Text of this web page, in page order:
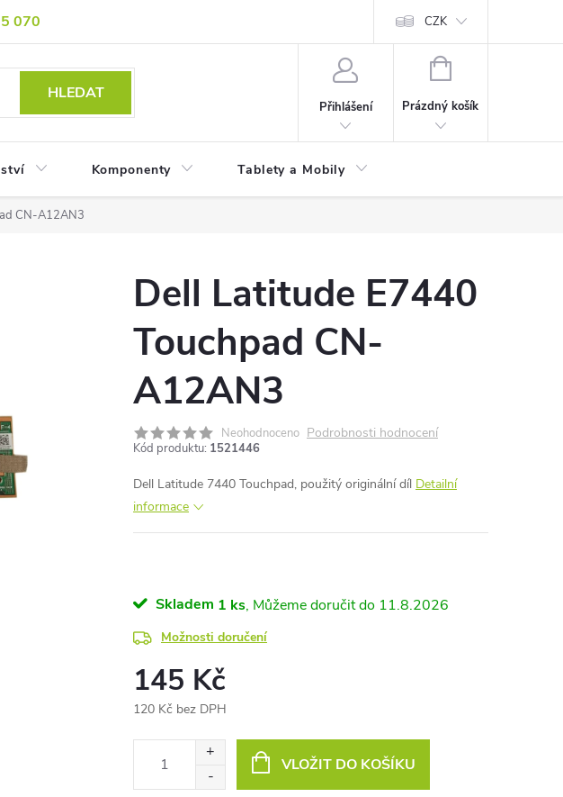
070 CZK
HLEDAT
Přihlášení
NÁKUPNÍ
Prázdný košík
Komponenty Tablety a Mobily
CN-A12AN3
Dell Latitude E7440
Touchpad CN-
A12AN3
Neohodnoceno Podrobnosti hodnocení
Kód produktu: 1521446
Dell Latitude 7440 Touchpad, použitý originální díl Detailní
informace
Skladem 1 ks 11.8.2026
Možnosti doručení
145 Kč
120 Kč bez DPH
VLOŽIT DO KOŠÍKU